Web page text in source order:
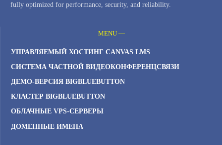
fully optimized for performance, security, and reliability.
MENU —
УПРАВЛЯЕМЫЙ ХОСТИНГ CANVAS LMS
СИСТЕМА ЧАСТНОЙ ВИДЕОКОНФЕРЕНЦСВЯЗИ
ДЕМО-ВЕРСИЯ BIGBLUEBUTTON
КЛАСТЕР BIGBLUEBUTTON
ОБЛАЧНЫЕ VPS-СЕРВЕРЫ
ДОМЕННЫЕ ИМЕНА